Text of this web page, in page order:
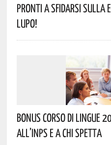
Pronti A Sfidarsi Sulla
Lupo!
Bonus Corso Di Lingue
All’INPS E A Chi Spetta